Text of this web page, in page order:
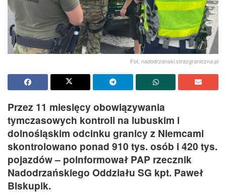
Fot. nadodrzanski.strazgraniczna.pl
Przez 11 miesięcy obowiązywania
tymczasowych kontroli na lubuskim i
dolnośląskim odcinku granicy z Niemcami
skontrolowano ponad 910 tys. osób i 420 tys.
pojazdów – poinformował PAP rzecznik
Nadodrzańskiego Oddziału SG kpt. Paweł
Biskupik.